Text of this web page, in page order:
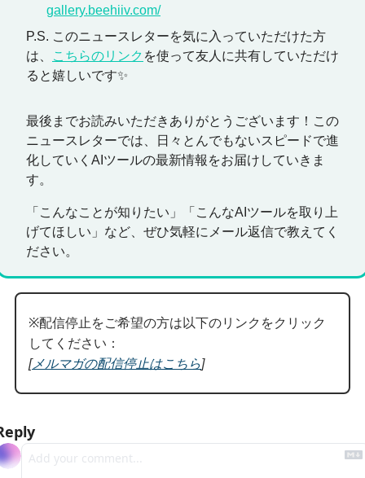
gallery.beehiiv.com/
P.S. このニュースレターを気に入っていただけた方
は、
こちらのリンク を使って友人に共有していただけ
ると嬉しいです✨
最後までお読みいただきありがとうございます！この
ニュースレターでは、日々とんでもないスピードで進
化していくAIツールの最新情報をお届けしていきま
す。
「こんなことが知りたい」「こんなAIツールを取り上
げてほしい」など、ぜひ気軽にメール返信で教えてく
ださい。
※配信停止をご希望の方は以下のリンクをクリック
してください：
[メルマガの配信停止はこちら]